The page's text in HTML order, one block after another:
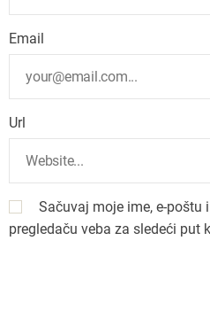
Email
Url
Sačuvaj moje ime, e-poštu
pregledaču veba za sledeći put